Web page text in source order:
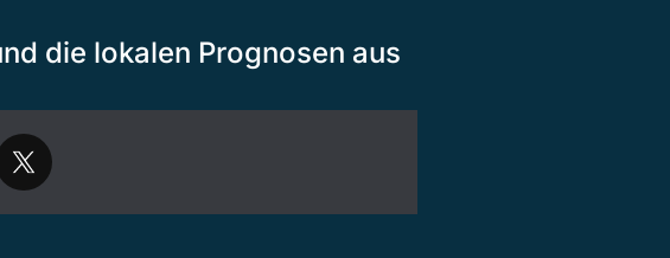
die lokalen Prognosen aus